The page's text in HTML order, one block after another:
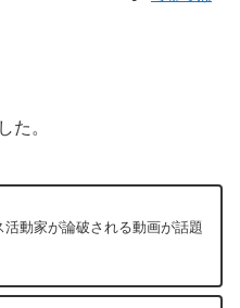
た。
活動家が論破される動画が話題